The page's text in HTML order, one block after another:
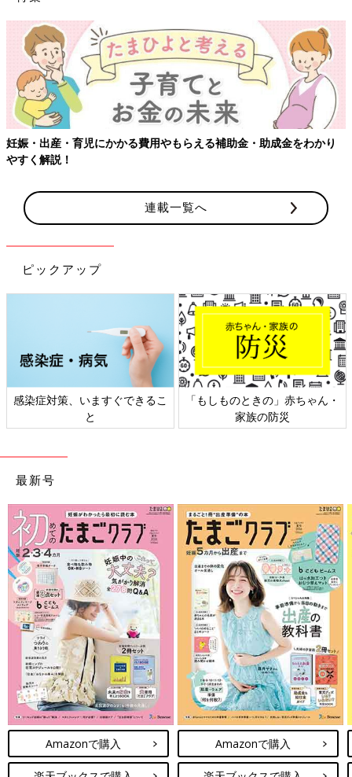
妊娠・出産・育児にかかる費用やもらえる補助金・助成金をわかり
やすく解説！
連載一覧へ
ピックアップ
感染症対策、いますぐできるこ
と
「もしものときの」赤ちゃん・
家族の防災
最新号
Amazonで購入 Amazonで購入